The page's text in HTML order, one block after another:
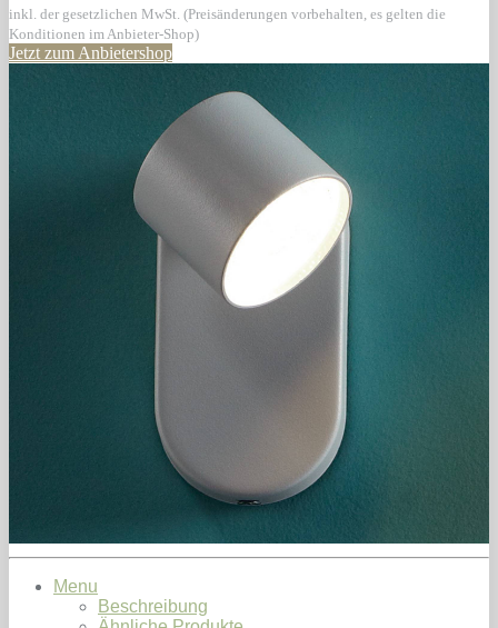
inkl. der gesetzlichen MwSt. (Preisänderungen vorbehalten, es gelten die
Konditionen im Anbieter-Shop)
Jetzt zum Anbietershop
Menu
Beschreibung